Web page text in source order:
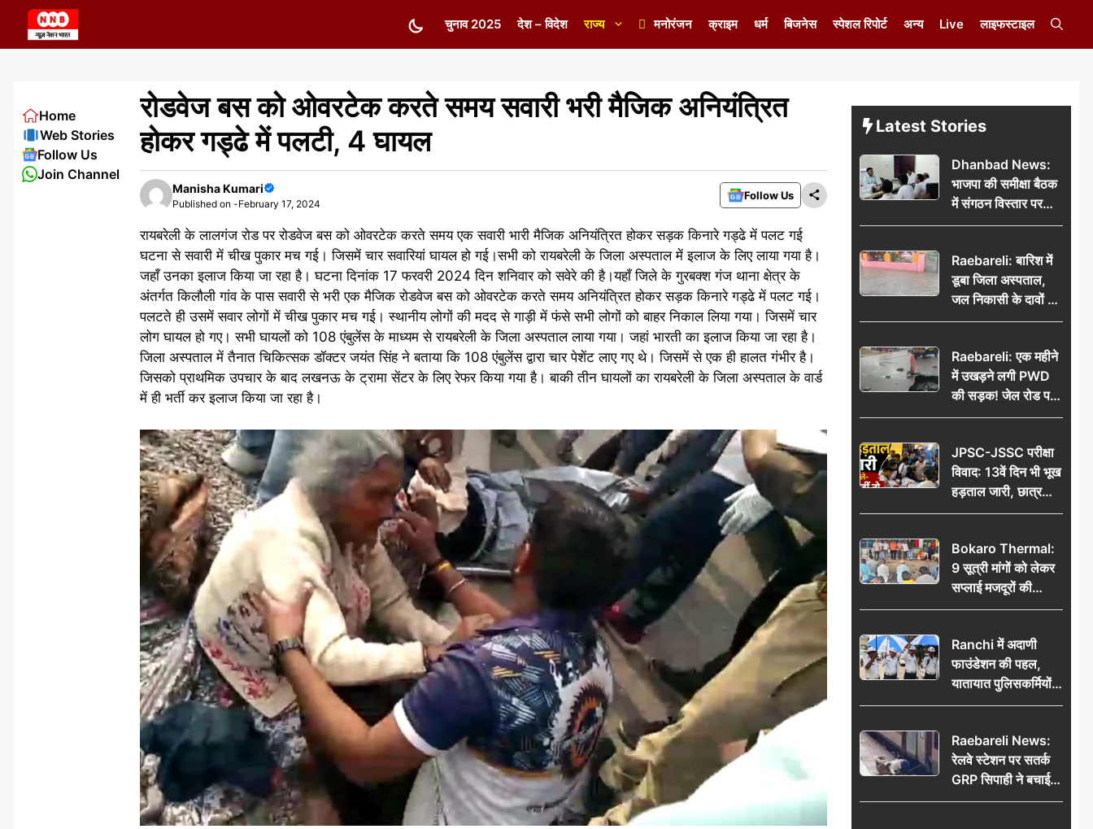
content
चुनाव 2025 देश – विदेश राज्य मनोरंजन क्राइम धर्म बिजनेस स्पेशल रिपोर्ट अन्य Live लाइफस्टाइल
रोडवेज बस को ओवरटेक करते समय सवारी भरी मैजिक अनियंत्रित
होकर गड्ढे में पलटी, 4 घायल
Manisha Kumari
Published on -February 17, 2024
Follow Us
रायबरेली के लालगंज रोड पर रोडवेज बस को ओवरटेक करते समय एक सवारी भारी मैजिक अनियंत्रित होकर सड़क किनारे गड्ढे में पलट गई
घटना से सवारी में चीख पुकार मच गई। जिसमें चार सवारियां घायल हो गई।सभी को रायबरेली के जिला अस्पताल में इलाज के लिए लाया गया है।
जहाँ उनका इलाज किया जा रहा है। घटना दिनांक 17 फरवरी 2024 दिन शनिवार को सवेरे की है।यहाँ जिले के गुरबक्श गंज थाना क्षेत्र के
अंतर्गत किलौली गांव के पास सवारी से भरी एक मैजिक रोडवेज बस को ओवरटेक करते समय अनियंत्रित होकर सड़क किनारे गड्ढे में पलट गई।
पलटते ही उसमें सवार लोगों में चीख पुकार मच गई। स्थानीय लोगों की मदद से गाड़ी में फंसे सभी लोगों को बाहर निकाल लिया गया। जिसमें चार
लोग घायल हो गए। सभी घायलों को 108 एंबुलेंस के माध्यम से रायबरेली के जिला अस्पताल लाया गया। जहां भारती का इलाज किया जा रहा है।
जिला अस्पताल में तैनात चिकित्सक डॉक्टर जयंत सिंह ने बताया कि 108 एंबुलेंस द्वारा चार पेशेंट लाए गए थे। जिसमें से एक ही हालत गंभीर है।
जिसको प्राथमिक उपचार के बाद लखनऊ के ट्रामा सेंटर के लिए रेफर किया गया है। बाकी तीन घायलों का रायबरेली के जिला अस्पताल के वार्ड
में ही भर्ती कर इलाज किया जा रहा है।
Home
Web Stories
Follow Us
Join Channel
Latest Stories
Dhanbad News:
भाजपा की समीक्षा बैठक
में संगठन विस्तार पर
मंथन, बीडीओ से
जनसमस्याओं का विवरण
Raebareli: बारिश में
डूबा जिला अस्पताल,
जल निकासी के दावों की
खुली पोल
Raebareli: एक महीने
में उखड़ने लगी PWD
की सड़क! जेल रोड पर
गड्ढे ने खोली निर्माण
की उठी मांग
JPSC-JSSC परीक्षा
विवाद: 13वें दिन भी भूख
हड़ताल जारी, छात्र
बोले- जांच नहीं तो
Bokaro Thermal:
9 सूत्री मांगों को लेकर
सप्लाई मजदूरों की
हुंकार, 12 अगस्त के
Ranchi में अदाणी
फाउंडेशन की पहल,
यातायात पुलिसकर्मियों
को वितरित किए गए छाते
Raebareli News:
रेलवे स्टेशन पर सतर्क
GRP सिपाही ने बचाई
महिला की जान, चलती